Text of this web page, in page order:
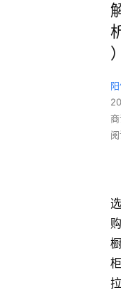
选
购
橱
柜
拉